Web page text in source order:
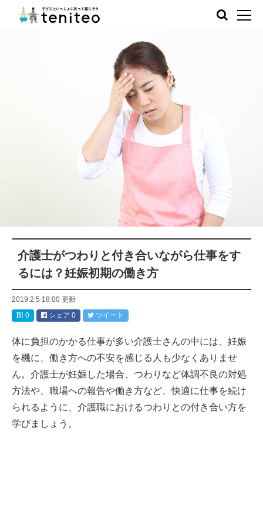
介護士がつわりと付き合いながら仕事をす
るには？妊娠初期の働き方
2019.2.5 18:00 更新
0
シェア 0 ツイート
体に負担のかかる仕事が多い介護士さんの中には、妊娠
を機に、働き方への不安を感じる人も少なくありませ
ん。介護士が妊娠した場合、つわりなど体調不良の対処
方法や、職場への報告や働き方など、快適に仕事を続け
られるように、介護職におけるつわりとの付き合い方を
学びましょう。